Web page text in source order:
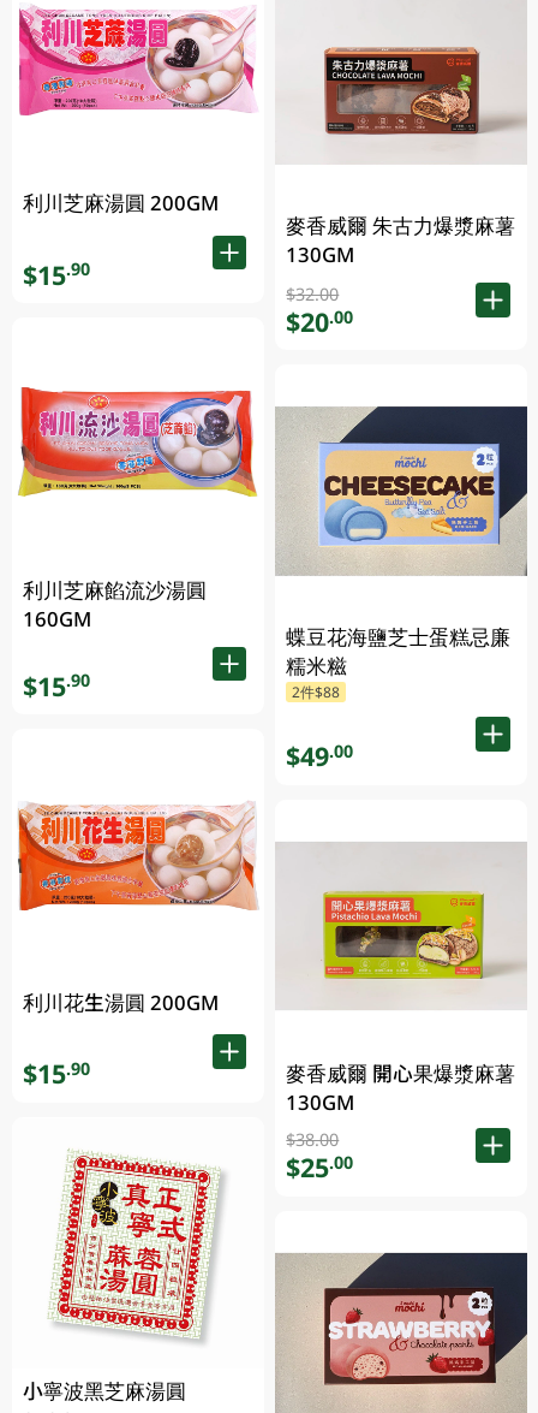
利川芝麻湯圓 200GM
$15.90
利川芝麻餡流沙湯圓
160GM
$15.90
利川花生湯圓 200GM
$15.90
小寧波黑芝麻湯圓
麥香威爾 朱古力爆漿麻薯
130GM
$32.00
$20.00
蝶豆花海鹽芝士蛋糕忌廉
糯米糍
2件$88
$49.00
麥香威爾 開心果爆漿麻薯
130GM
$38.00
$25.00